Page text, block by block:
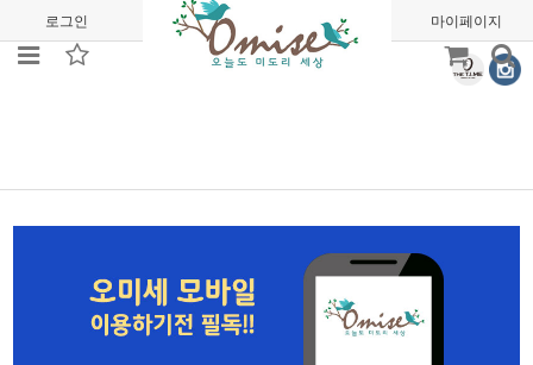
로그인 회원가입 주문조회 마이페이지